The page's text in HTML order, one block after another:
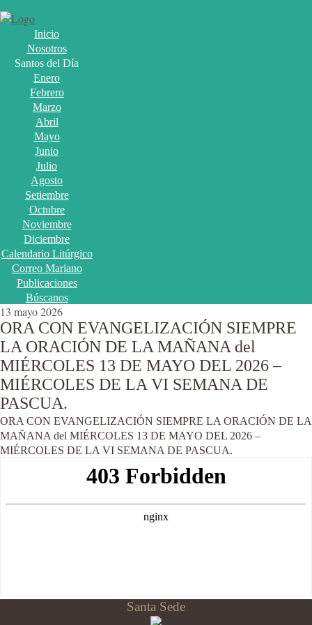
Inicio
Nosotros
Santos del Día
Enero
Febrero
Marzo
Abril
Mayo
Junio
Julio
Agosto
Setiembre
Octubre
Noviembre
Diciembre
Calendario Litúrgico
Correo Mariano
Publicaciones
Búscanos
13 mayo 2026
ORA CON EVANGELIZACIÓN SIEMPRE
LA ORACIÓN DE LA MAÑANA del
MIÉRCOLES 13 DE MAYO DEL 2026 –
MIÉRCOLES DE LA VI SEMANA DE
PASCUA.
ORA CON EVANGELIZACIÓN SIEMPRE LA ORACIÓN DE LA
MAÑANA del MIÉRCOLES 13 DE MAYO DEL 2026 –
MIÉRCOLES DE LA VI SEMANA DE PASCUA.
Santa Sede